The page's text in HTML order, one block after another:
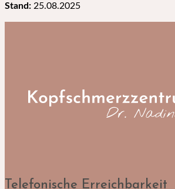
Stand: 25.08.2025
Telefonische Erreichbarkeit